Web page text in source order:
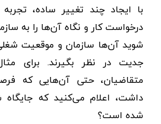
با ایجاد چند تغییر ساده،
درخواست کار و نگاه آن‌ها را به
شوید آن‌ها سازمان و موقعیت
جدیت در نظر بگیرند. برای
متقاضیان، حتی آن‌هایی که
داشت، اعلام می‌کنید که جایگاه
شده است؟